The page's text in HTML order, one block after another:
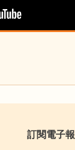
訂閱電子報